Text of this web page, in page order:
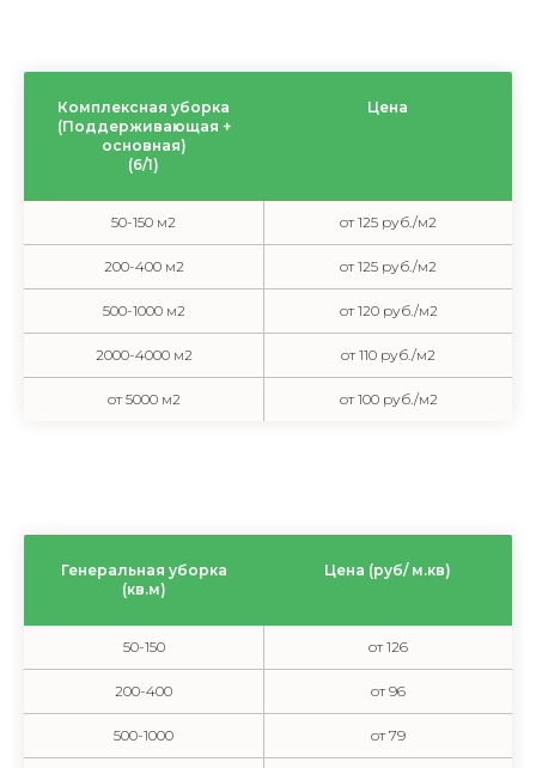
Комплексная уборка
(Поддерживающая +
основная)
(6/1)
Цена
50-150 м2 от 125 руб./м2
200-400 м2 от 125 руб./м2
500-1000 м2 от 120 руб./м2
2000-4000 м2 от 110 руб./м2
от 5000 м2 от 100 руб./м2
Генеральная уборка
(кв.м)
Цена (руб/ м.кв)
50-150 от 126
200-400 от 96
500-1000 от 79